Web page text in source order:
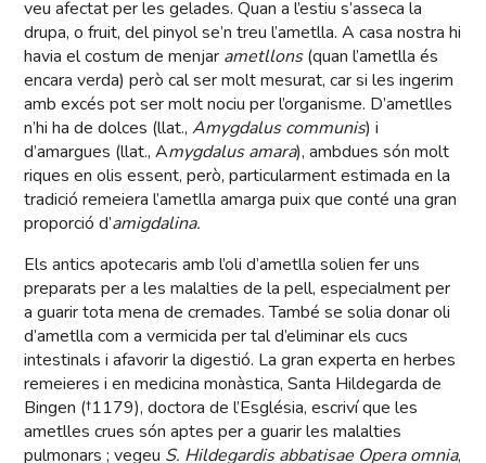
veu afectat per les gelades. Quan a l’estiu s’asseca la
drupa, o fruit, del pinyol se’n treu l’ametlla. A casa nostra hi
havia el costum de menjar ametllons(quan l’ametlla és
encara verda) però cal ser molt mesurat, car si les ingerim
amb excés pot ser molt nociu per l’organisme. D’ametlles
n’hi ha de dolces (llat.,Amygdalus communis) i
d’amargues (llat., Amygdalus amara), ambdues són molt
riques en olis essent, però, particularment estimada en la
tradició remeiera l’ametlla amarga puix que conté una gran
proporció d’amigdalina.
Els antics apotecaris amb l’oli d’ametlla solien fer uns
preparats per a les malalties de la pell, especialment per
a guarir tota mena de cremades. També se solia donar oli
d’ametlla com a vermicida per tal d’eliminar els cucs
intestinals i afavorir la digestió. La gran experta en herbes
remeieres i en medicina monàstica, Santa Hildegarda de
Bingen (†1179), doctora de l’Església, escriví que les
ametlles crues són aptes per a guarir les malalties
pulmonars ; vegeu S. Hildegardis abbatisae Opera omnia,